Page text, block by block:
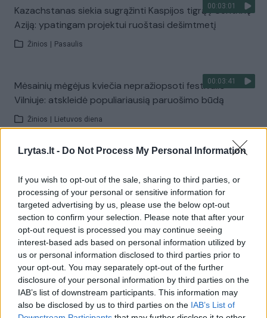
Lrytas.lt - Do Not Process My Personal Information
If you wish to opt-out of the sale, sharing to third parties, or
processing of your personal or sensitive information for
targeted advertising by us, please use the below opt-out
section to confirm your selection. Please note that after your
opt-out request is processed you may continue seeing
interest-based ads based on personal information utilized by
us or personal information disclosed to third parties prior to
your opt-out. You may separately opt-out of the further
disclosure of your personal information by third parties on the
IAB’s list of downstream participants. This information may
also be disclosed by us to third parties on the IAB’s List of
00:03:01
Kazachstanas siekia sugrąžinti Kaspijos tigrą į Centrinę
Aziją: ypatingam projektui ruoštasi dešimtmetį
Žinios Pasaulis
00:03:41
Mėsainių mėgėjus kviečia nepražiopsoti festivalio
Vilniuje: atskleidė populiariausią paruošimo būdą
Žinios Lietuvos diena
Visi įrašai
Žiūrimiausi įrašai
00:00:49
Pateikė daugiau detalių apie iš tėvų paimtus šešis
vaikus: jiems kilusi grėsmė
Žinios Lietuvos diena